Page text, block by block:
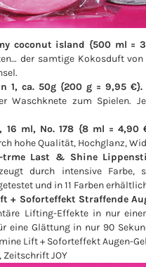
coconut island {500 ml =
der samtige Kokosduft
1, ca. 50g {200 g = 9,95 €}.
Waschknete zum Spielen.
16 ml, No. 178 {8 ml = 4,90
hohe Qualität, Hochglanz,
trme Last & Shine
durch intensive Farbe,
und in 11 Farben
+ Soforteffekt Straffende
Lifting-Effekte in nur
eine Glättung in nur 90
Lift + Soforteffekt Augen-
Zeitschrift JOY